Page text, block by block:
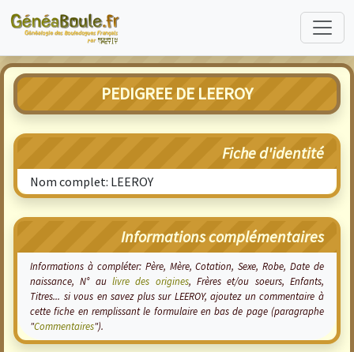
PEDIGREE DE LEEROY
Fiche d'identité
Nom complet: LEEROY
Informations complémentaires
Informations à compléter: Père, Mère, Cotation, Sexe, Robe, Date de
naissance, N° au livre des origines, Frères et/ou soeurs, Enfants,
Titres... si vous en savez plus sur LEEROY, ajoutez un commentaire à
cette fiche en remplissant le formulaire en bas de page (paragraphe
"Commentaires").